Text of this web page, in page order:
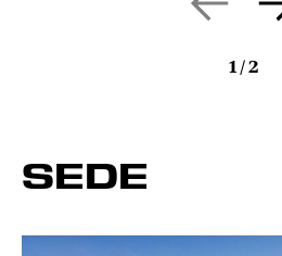
1 /2
SEDE